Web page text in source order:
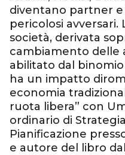
diventano partner
pericolosi avversari.
società, derivata
cambiamento delle
abilitato dal
ha un impatto
economia
ruota libera” con
ordinario di
Pianificazione
e autore del libro